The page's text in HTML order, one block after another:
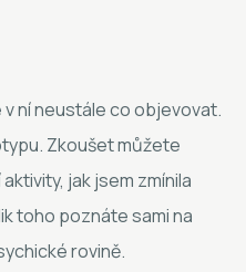
ní neustále co objevovat.
Zkoušet můžete
jak jsem zmínila
toho poznáte sami na
rovině.